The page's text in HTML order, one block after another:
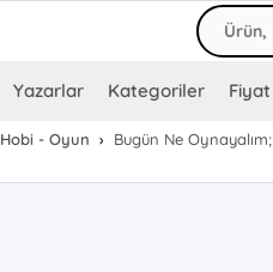
Yazarlar Kategoriler
Hobi - Oyun Bugün Ne